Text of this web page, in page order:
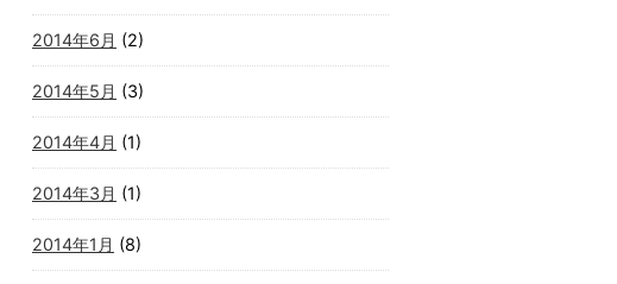
2014年6月 (2)
2014年5月 (3)
2014年4月 (1)
2014年3月 (1)
2014年1月 (8)